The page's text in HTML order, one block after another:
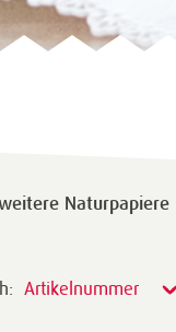
Naturpapiere
Artikelnummer